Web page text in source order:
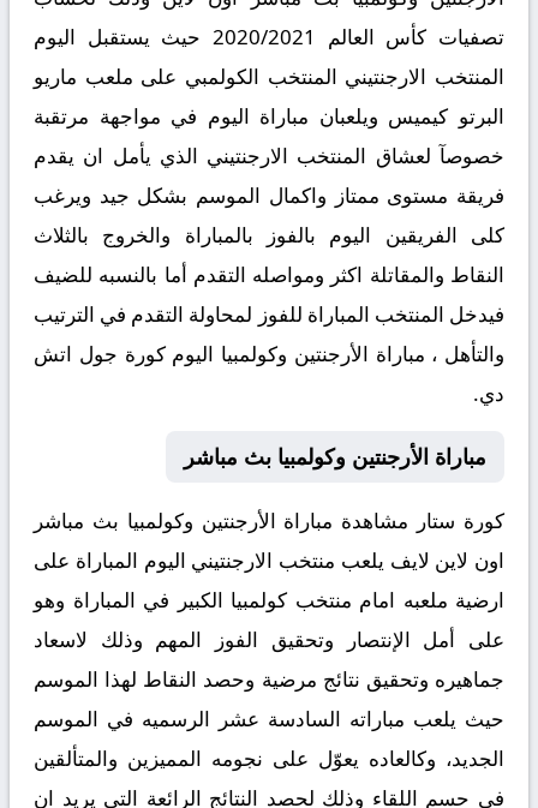
تصفيات كأس العالم 2020/2021 حيث يستقبل اليوم
المنتخب الارجنتيني المنتخب الكولمبي على ملعب ماريو
البرتو كيميس ويلعبان مباراة اليوم في مواجهة مرتقبة
خصوصآ لعشاق المنتخب الارجنتيني الذي يأمل ان يقدم
فريقة مستوى ممتاز واكمال الموسم بشكل جيد ويرغب
كلى الفريقين اليوم بالفوز بالمباراة والخروج بالثلاث
النقاط والمقاتلة اكثر ومواصله التقدم أما بالنسبه للضيف
فيدخل المنتخب المباراة للفوز لمحاولة التقدم في الترتيب
والتأهل ، مباراة الأرجنتين وكولمبيا اليوم كورة جول اتش
دي.
مباراة الأرجنتين وكولمبيا بث مباشر
كورة ستار مشاهدة مباراة الأرجنتين وكولمبيا بث مباشر
اون لاين لايف يلعب منتخب الارجنتيني اليوم المباراة على
ارضية ملعبه امام منتخب كولمبيا الكبير في المباراة وهو
على أمل الإنتصار وتحقيق الفوز المهم وذلك لاسعاد
جماهيره وتحقيق نتائج مرضية وحصد النقاط لهذا الموسم
حيث يلعب مباراته السادسة عشر الرسميه في الموسم
الجديد، وكالعاده يعوّل على نجومه المميزين والمتألقين
في حسم اللقاء وذلك لحصد النتائج الرائعة التي يريد ان